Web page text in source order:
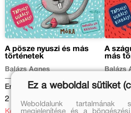
A pösze nyuszi és más
történetek
Balázs Ágnes
Eredeti ár:
2 499 Ft
A
más
Balázs
Eredeti
2 499 Ft
Ez a weboldal sütiket
Weboldalunk tartalmának
megjelenítése és a